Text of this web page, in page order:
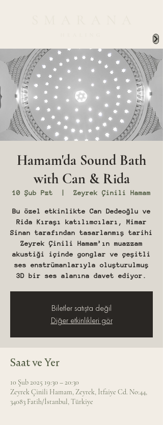
Hamam'da Sound Bath
with Can & Rida
10 Şub Pzt Zeyrek Çinili Hamam
Bu özel etkinlikte Can Dedeoğlu ve
Rida Kıraşı katılımcıları, Mimar
Sinan tarafından tasarlanmış tarihi
Zeyrek Çinili Hamam’ın muazzam
akustiği içinde gonglar ve çeşitli
ses enstrümanlarıyla oluşturulmuş
3D bir ses alanına davet ediyor.
Biletler satışta değil
Diğer etkinlikleri gör
Saat ve Yer
10 Şub 2025 19:30 – 20:30
Zeyrek Çinili Hamam, Zeyrek, İtfaiye Cd. No:44,
34083 Fatih/İstanbul, Türkiye